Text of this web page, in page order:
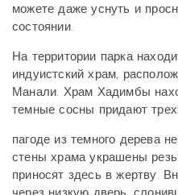
можете даже уснуть и
состоянии.
На территории парка
индуистский храм,
Манали. Храм Хадимбы
темные сосны придают
пагоде из темного дерева
стены храма украшены
приносят здесь в жертву.